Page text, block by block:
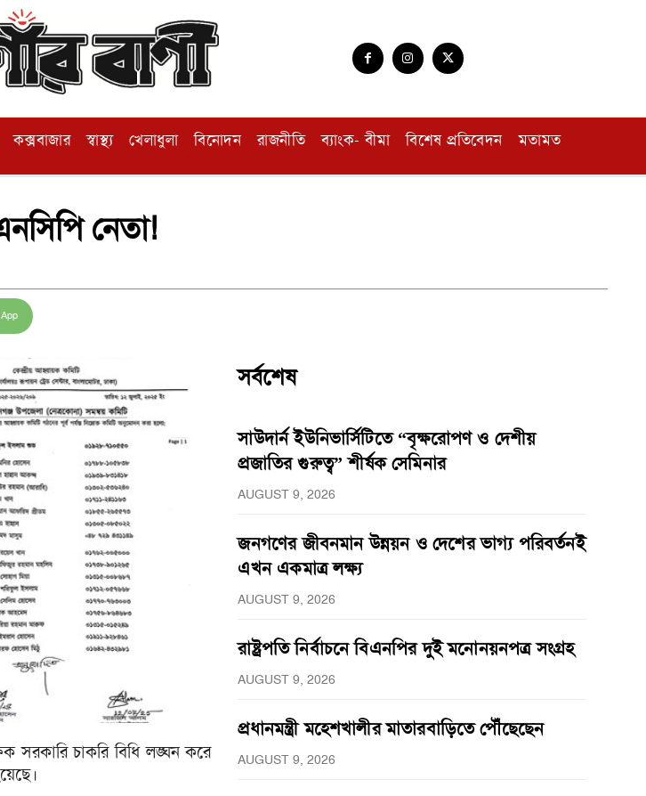
কক্সবাজার স্বাস্থ্য খেলাধুলা বিনোদন রাজনীতি ব্যাংক- বীমা বিশেষ প্রতিবেদন মতামত
নেতা!
সরকারি চাকরি বিধি লঙ্ঘন করে
সর্বশেষ
সাউদার্ন ইউনিভার্সিটিতে “বৃক্ষরোপণ ও দেশীয়
প্রজাতির গুরুত্ব” শীর্ষক সেমিনার
AUGUST 9, 2026
জনগণের জীবনমান উন্নয়ন ও দেশের ভাগ্য পরিবর্তনই
এখন একমাত্র লক্ষ্য
AUGUST 9, 2026
রাষ্ট্রপতি নির্বাচনে বিএনপির দুই মনোনয়নপত্র সংগ্রহ
AUGUST 9, 2026
প্রধানমন্ত্রী মহেশখালীর মাতারবাড়িতে পৌঁছেছেন
AUGUST 9, 2026